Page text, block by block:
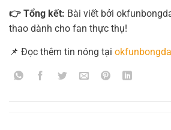
👉 Tổng kết: Bài viết bởi
thao dành cho fan thực thụ!
📌 Đọc thêm tin nóng tại